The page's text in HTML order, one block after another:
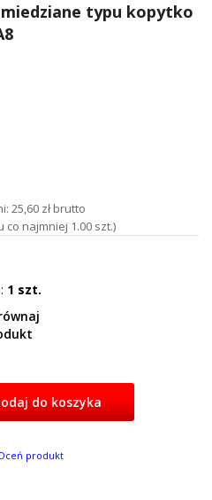
typu kopytko
25,60 zł brutto
najmniej 1.00 szt.)
1 szt.
do koszyka
produkt